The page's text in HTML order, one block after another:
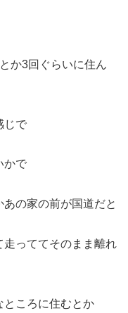
か3回ぐらいに住ん
じで
かで
の家の前が国道だと
っててそのまま離れ
ところに住むとか